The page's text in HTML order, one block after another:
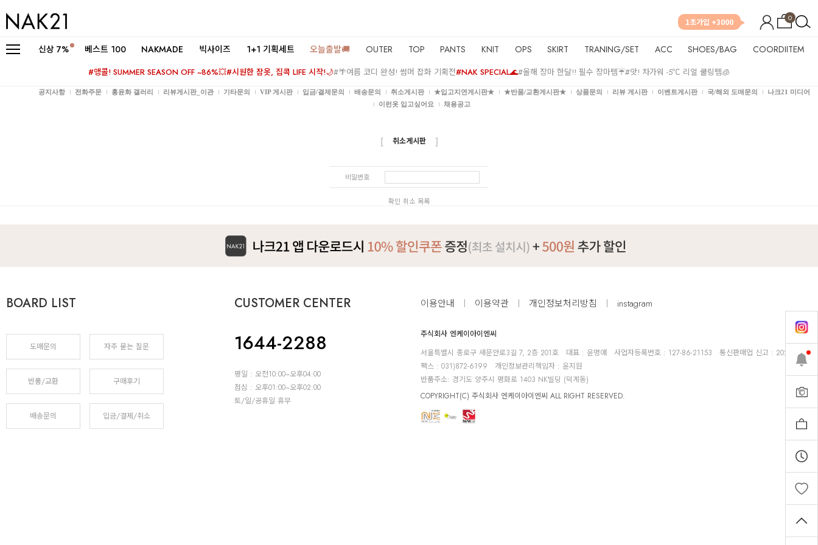
0
1초가입 +3000
신상 7% 베스트 100 NAKMADE 빅사이즈 1+1 기획세트 오늘출발🚚 OUTER TOP PANTS KNIT OPS SKIRT TRANING/SET ACC SHOES/BAG COORDIITEM
#앵콜! SUMMER SEASON OFF ~86%💥#시원한 잠옷, 집콕 LIFE 시작!🌙#🌴여름 코디 완성! 썸머 잡화 기획전#NAK SPECIAL🌊#올해 장마 한달!! 필수 장마템☔#앗! 차가워 -5℃ 리얼 쿨링템🧊
공지사항 전화주문 홍윤화 갤러리 리뷰게시판_이관 기타문의 VIP 게시판 입금/결제문의 배송문의 취소게시판 ★입고지연게시판★ ★반품/교환게시판★ 상품문의 리뷰 게시판 이벤트게시판 국/해외 도매문의
나크21 미디어
이런옷 입고싶어요
채용공고
[ 취소게시판 ]
비밀번호
확인 취소 목록
BOARD LIST
도매문의 자주 묻는 질문
반품/교환 구매후기
배송문의 입금/결제/취소
CUSTOMER CENTER
1644-2288
평일 : 오전10:00~오후04:00
점심 : 오후01:00~오후02:00
토/일/공휴일 휴무
이용안내 이용약관 개인정보처리방침 instagram
주식회사 엔케이아이엔씨
서울특별시 종로구 새문안로3길 7, 2층 201호 대표 : 윤명애 사업자등록번호 : 127-86-21153 통신판매업 신고 : 2024-서울종
팩스 : 031)872-6199 개인정보관리책임자 : 윤지원
반품주소: 경기도 양주시 평화로 1403 NK빌딩 (덕계동)
COPYRIGHT(C) 주식회사 엔케이아이엔씨 ALL RIGHT RESERVED.